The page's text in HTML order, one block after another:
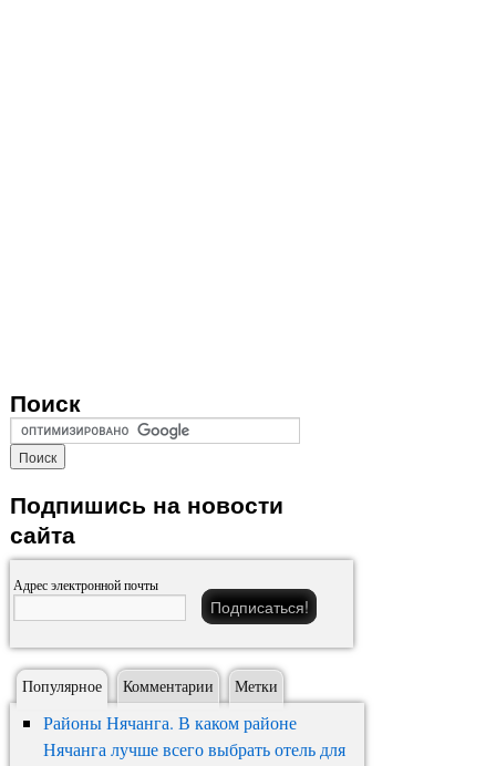
Поиск
Подпишись на новости
сайта
Адрес электронной почты
Популярное Комментарии Метки
Районы Нячанга. В каком районе
Нячанга лучше всего выбрать отель для